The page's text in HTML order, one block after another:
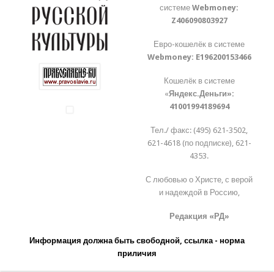
системеWebmoney:
Z406090803927
Евро-кошелёк в системе
Webmoney: E196200153466
Кошелёк в системе
«Яндекс.Деньги»:
41001994189694
Тел./ факс: (495) 621-3502,
621-4618 (по подписке), 621-
4353.
С любовью о Христе, с верой
и надеждой в Россию,
Редакция «РД»
Информация должна быть свободной, ссылка - норма
приличия